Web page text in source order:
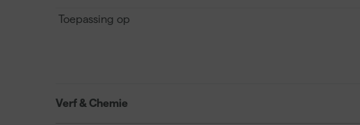
Toepassing op
Verf & Chemie